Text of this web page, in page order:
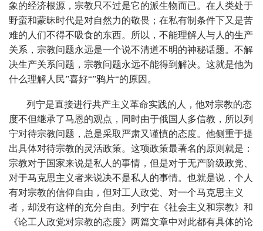
象的经济根源，宗教只不过是它的派生物而已。在人类处于
野蛮和蒙昧时代是对自然力的敬畏；在私有制条件下又是苦
难的人们不得不吸食的东西。所以，不能理解人与人的生产
关系，宗教问题永远是一个说不清道不明的神秘话题。不解
决生产关系问题，宗教问题永远不能得到解决。这就是他为
什么理解人民”喜好“”鸦片“的原因。
列宁是直接进行共产主义革命实践的人，他对宗教的态
度不但继承了马恩的观点，同时由于俄国人多信教，所以列
宁对待宗教问题，总是采取严肃又谨慎的态度。他侧重于提
出具体对待宗教的灵活政策。这项政策最著名的原则就是：
宗教对于国家来说是私人的事情，但是对于无产阶级政党、
对于马克思主义者来说决不是私人的事情。也就是说，个人
有对宗教的信仰自由，但对工人政党、对一个马克思主义
者，却没有这样的充分自由。列宁在《社会主义和宗教》和
《论工人政党对宗教的态度》两篇文章中对此都有具体的论